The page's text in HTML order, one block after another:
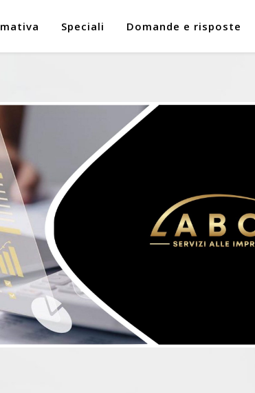
Speciali Domande e risposte